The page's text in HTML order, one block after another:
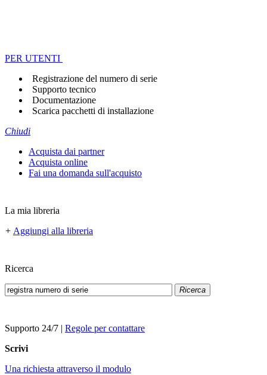
PER UTENTI
Registrazione del numero di serie
Supporto tecnico
Documentazione
Scarica pacchetti di installazione
Chiudi
Acquista dai partner
Acquista online
Fai una domanda sull'acquisto
La mia libreria
+ Aggiungi alla libreria
Ricerca
Ricerca
Supporto 24/7 | Regole per contattare
Scrivi
Una richiesta attraverso il modulo